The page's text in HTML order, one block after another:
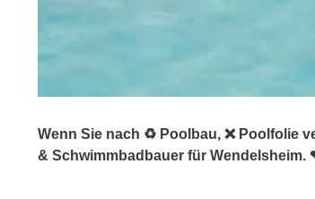
Wenn Sie nach ♻ Poolbau, ❌ Poolfolie
& Schwimmbadbauer für